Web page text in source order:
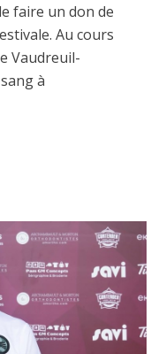
faire un don de
Au cours
Vaudreuil-
à